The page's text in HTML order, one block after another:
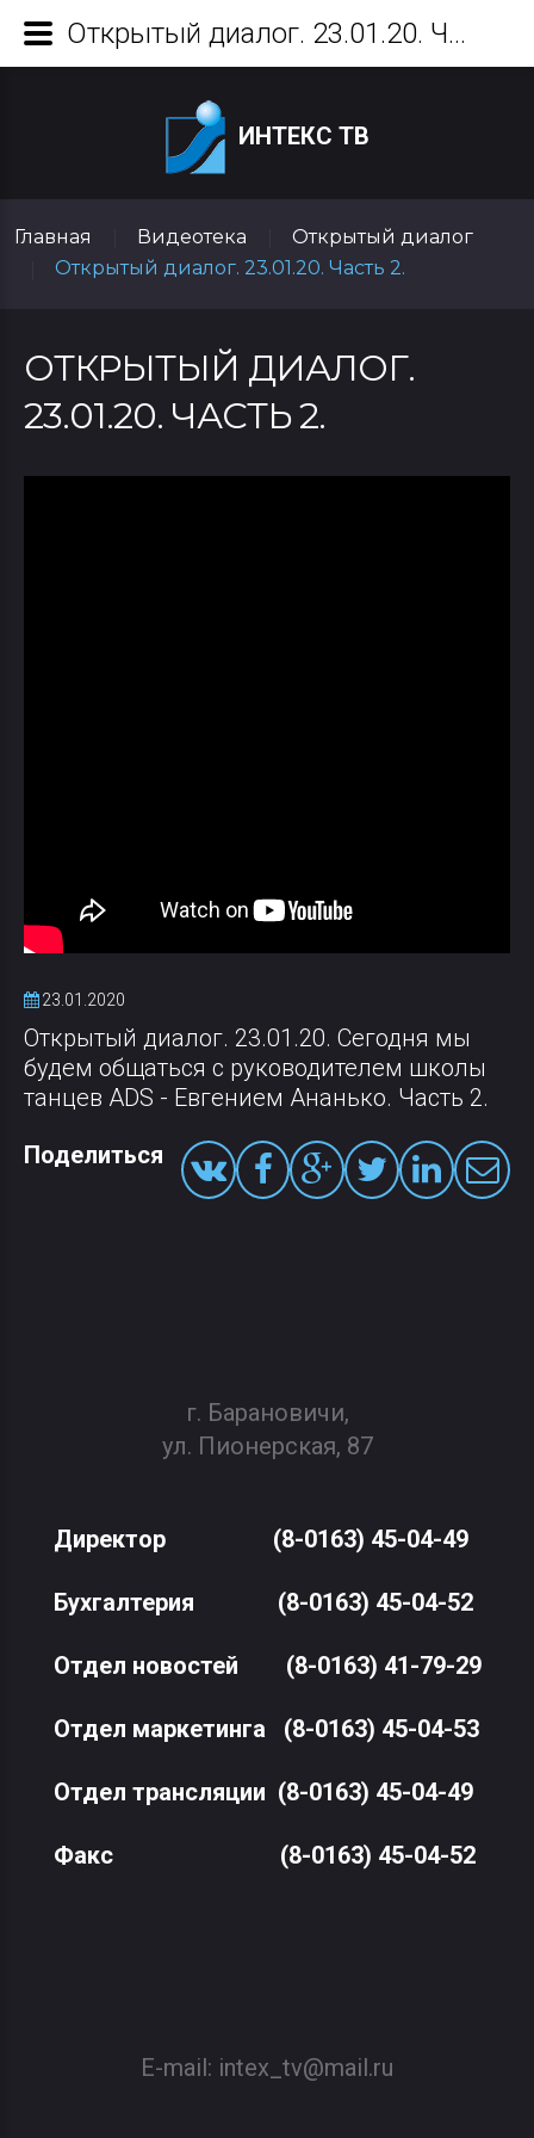
ИНТЕКС ТВ
Главная Видеотека
Открытый диалог
Открытый диалог. 23.01.20. Часть 2.
ОТКРЫТЫЙ ДИАЛОГ.
23.01.20. ЧАСТЬ 2.
23.01.2020
Открытый диалог. 23.01.20. Сегодня мы
будем общаться с руководителем школы
танцев ADS - Евгением Ананько. Часть 2.
Поделиться
г. Барановичи,
ул. Пионерская, 87
Директор (8-0163) 45-04-49
Бухгалтерия (8-0163) 45-04-52
Отдел новостей (8-0163) 41-79-29
Отдел маркетинга (8-0163) 45-04-53
Отдел трансляции (8-0163) 45-04-49
Факс(8-0163) 45-04-52
E-mail: intex_tv@mail.ru
Открытый диалог. 23.01.20. Часть 2.